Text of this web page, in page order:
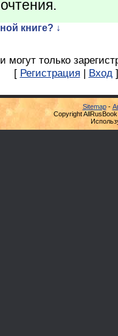
книге? ↓
могут только
[ Регистрация | Вход ]
Sitemap-
Copyright